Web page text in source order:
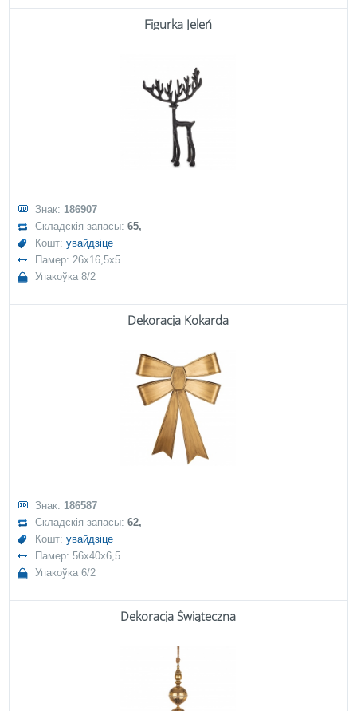
Figurka Jeleń
Знак: 186907
Складскія запасы:65,
Кошт:увайдзіце
Памер: 26x16,5x5
Упакоўка 8/2
Dekoracja Kokarda
Знак: 186587
Складскія запасы:62,
Кошт:увайдзіце
Памер: 56x40x6,5
Упакоўка 6/2
Dekoracja Świąteczna